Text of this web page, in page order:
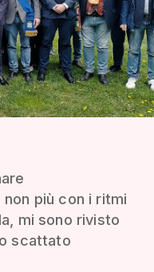
più con i ritmi
mi sono rivisto
scattato